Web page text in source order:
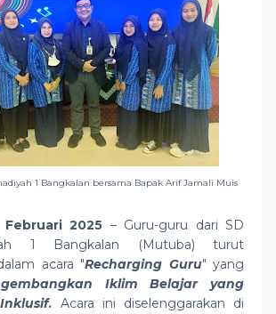
1 Bangkalan bersama Bapak Arif Jamali Muis
Februari 2025 – Guru-guru dari SD
1 Bangkalan (Mutuba) turut
acara "Recharging Guru" yang
Iklim Belajar yang
. Acara ini diselenggarakan di